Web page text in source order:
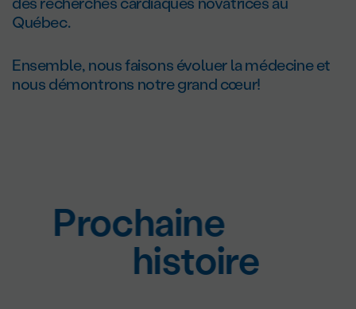
Québec.
Ensemble, nous faisons évoluer la médecine et
nous démontrons notre grand cœur!
Prochaine
histoire